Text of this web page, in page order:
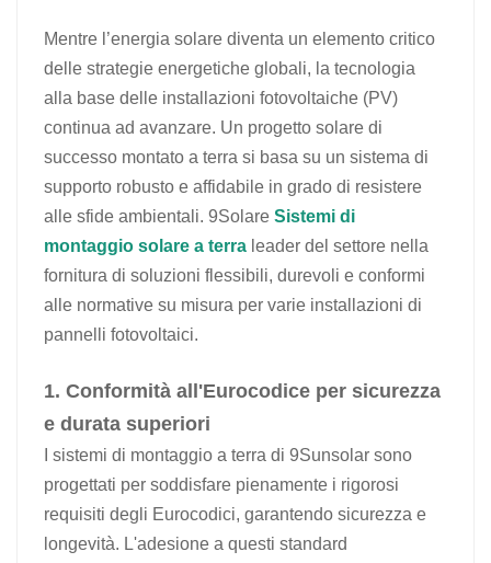
العربية
日本語
한국의
Mentre l’energia solare diventa un elemento critico
delle strategie energetiche globali, la tecnologia
alla base delle installazioni fotovoltaiche (PV)
continua ad avanzare. Un progetto solare di
successo montato a terra si basa su un sistema di
supporto robusto e affidabile in grado di resistere
alle sfide ambientali. 9Solare Sistemi di
montaggio solare a terra leader del settore nella
fornitura di soluzioni flessibili, durevoli e conformi
alle normative su misura per varie installazioni di
pannelli fotovoltaici.
1. Conformità all'Eurocodice per sicurezza
e durata superiori
I sistemi di montaggio a terra di 9Sunsolar sono
progettati per soddisfare pienamente i rigorosi
requisiti degli Eurocodici, garantendo sicurezza e
longevità. L'adesione a questi standard